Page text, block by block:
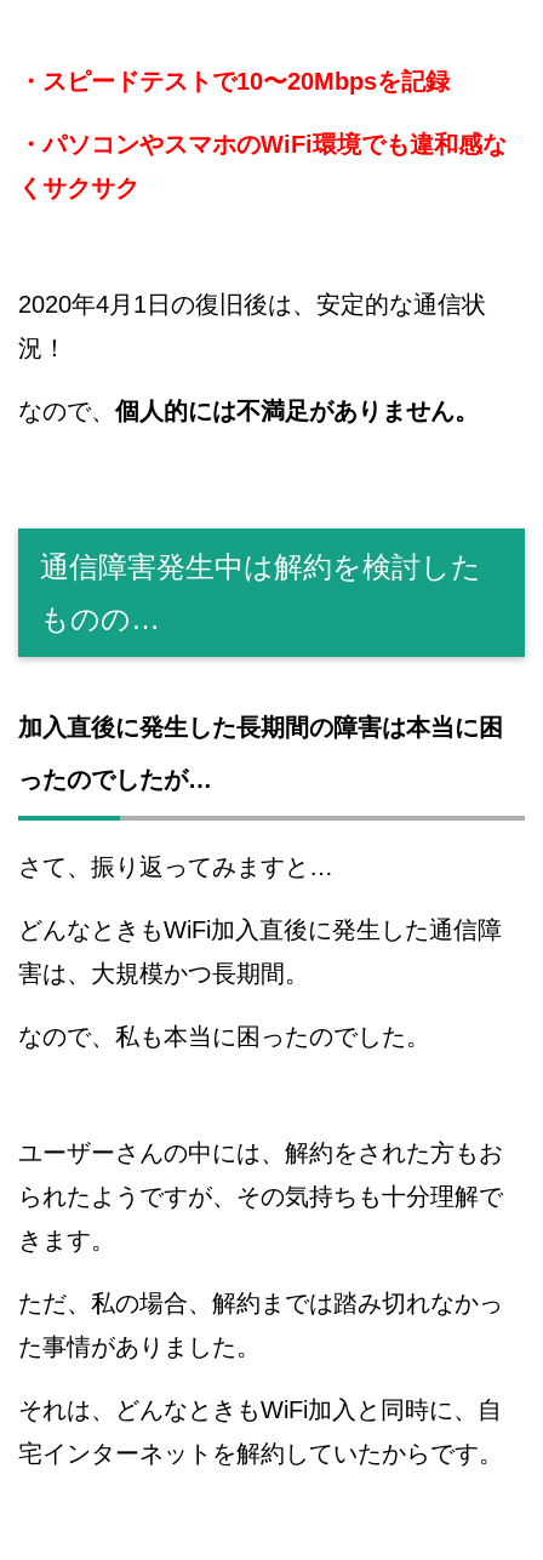
・スピードテストで10〜20Mbpsを記録
・パソコンやスマホのWiFi環境でも違和感な
くサクサク
2020年4月1日の復旧後は、安定的な通信状
況！
なので、 個人的には不満足がありません。
通信障害発生中は解約を検討した
ものの…
加入直後に発生した長期間の障害は本当に困
ったのでしたが…
さて、振り返ってみますと…
どんなときもWiFi加入直後に発生した通信障
害は、大規模かつ長期間。
なので、私も本当に困ったのでした。
ユーザーさんの中には、解約をされた方もお
られたようですが、その気持ちも十分理解で
きます。
ただ、私の場合、解約までは踏み切れなかっ
た事情がありました。
それは、どんなときもWiFi加入と同時に、自
宅インターネットを解約していたからです。